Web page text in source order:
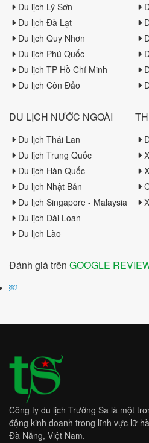
Du lịch Lý Sơn
Du lịch Đà Lạt
Du lịch Quy Nhơn
Du lịch Phú Quốc
Du lịch TP Hồ Chí Minh
Du lịch Côn Đảo
DU LỊCH NƯỚC NGOÀI
Du lịch Thái Lan
Du lịch Trung Quốc
Du lịch Hàn Quốc
Du lịch Nhật Bản
Du lịch Singapore - Malaysia
Du lịch Đài Loan
Du lịch Lào
Đánh giá trên GOOGLE
￼
Công ty du lịch Trường Sa là một
động kinh doanh trong lĩnh vực lữ
Đà Nẵng, Việt Nam.